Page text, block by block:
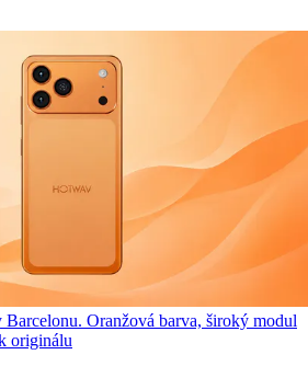
Oranžová barva, široký modul
originálu